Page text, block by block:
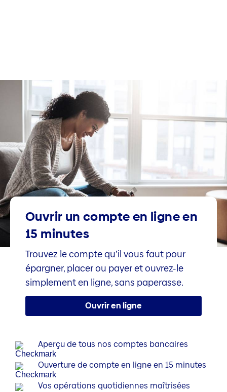
Ouvrir un compte en ligne en
15 minutes
Trouvez le compte qu’il vous faut pour
épargner, placer ou payer et ouvrez-le
simplement en ligne, sans paperasse.
Ouvrir en ligne
Aperçu de tous nos comptes bancaires
Ouverture de compte en ligne en 15 minutes
Vos opérations quotidiennes maîtrisées